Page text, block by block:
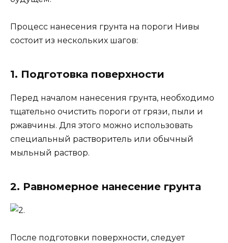
Процесс нанесения грунта на пороги Нивы
состоит из нескольких шагов:
1. Подготовка поверхности
Перед началом нанесения грунта, необходимо
тщательно очистить пороги от грязи, пыли и
ржавчины. Для этого можно использовать
специальный растворитель или обычный
мыльный раствор.
2. Равномерное нанесение грунта
После подготовки поверхности, следует